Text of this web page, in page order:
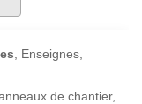
, Enseignes,
de chantier,